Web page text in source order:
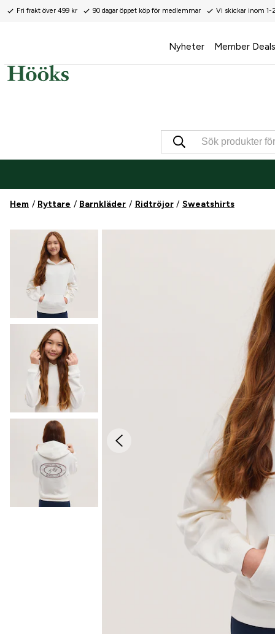
Fri frakt över 499 kr 90 dagar öppet köp för medlemmar Vi skickar inom 1-
Nyheter Member Deals
Hem Ryttare Barnkläder Ridtröjor Sweatshirts